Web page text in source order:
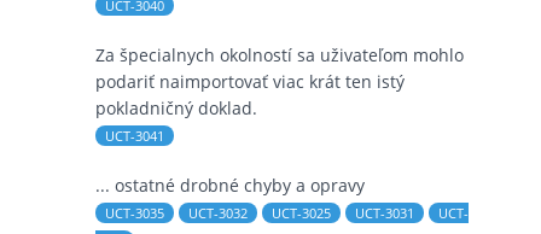
UCT-3040
Za špecialnych okolností sa uživateľom mohlo
podariť naimportovať viac krát ten istý
pokladničný doklad.
UCT-3041
... ostatné drobné chyby a opravy
UCT-3035 UCT-3032 UCT-3025 UCT-3031
UCT-